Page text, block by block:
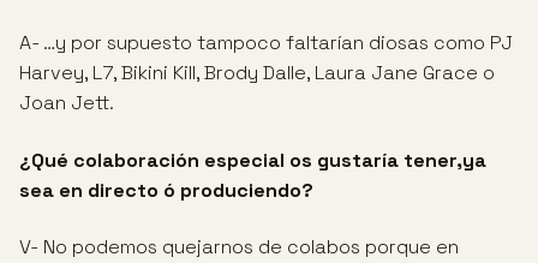
A- …y por supuesto tampoco faltarían diosas como PJ
Harvey, L7, Bikini Kill, Brody Dalle, Laura Jane Grace o
Joan Jett.
¿Qué colaboración especial os gustaría tener,ya
sea en directo ó produciendo?
V- No podemos quejarnos de colabos porque en